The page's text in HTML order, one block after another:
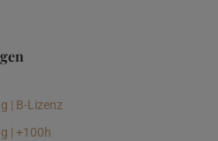
| B-Lizenz
| +100h